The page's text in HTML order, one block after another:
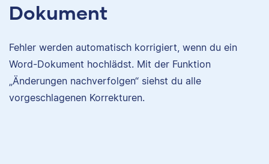
Dokument
Fehler werden automatisch korrigiert, wenn du ein
Word-Dokument hochlädst. Mit der Funktion
„Änderungen nachverfolgen“ siehst du alle
vorgeschlagenen Korrekturen.